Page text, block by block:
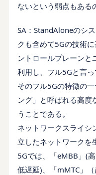
ないという弱点もある
SA：StandAloneのシ
クも含めて5Gの技術
ントロールプレーンと
利用し、フル5Gと言っ
そのフル5Gの特徴の
ング」と呼ばれる高度
うことである。
ネットワークスライシ
立したネットワークを
5Gでは、「eMBB」(
低遅延)、「mMTC」